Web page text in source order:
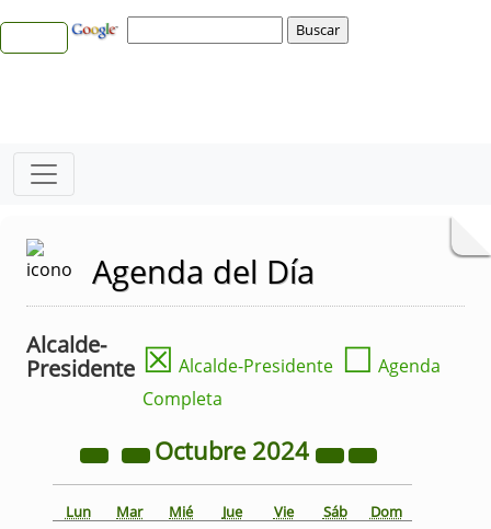
Agenda del Día
Alcalde-
Presidente ☒ Alcalde-Presidente ☐ Agenda
Completa
Octubre 2024
Lun Mar Mié Jue Vie Sáb Dom